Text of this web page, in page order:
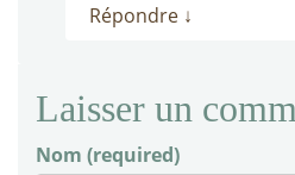
Répondre ↓
Laisser un
Nom (required)